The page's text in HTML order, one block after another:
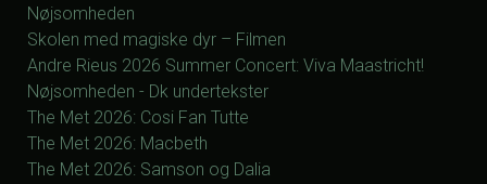
Nøjsomheden
Skolen med magiske dyr – Filmen
Andre Rieus 2026 Summer Concert: Viva Maastricht!
Nøjsomheden - Dk undertekster
The Met 2026: Cosi Fan Tutte
The Met 2026: Macbeth
The Met 2026: Samson og Dalia